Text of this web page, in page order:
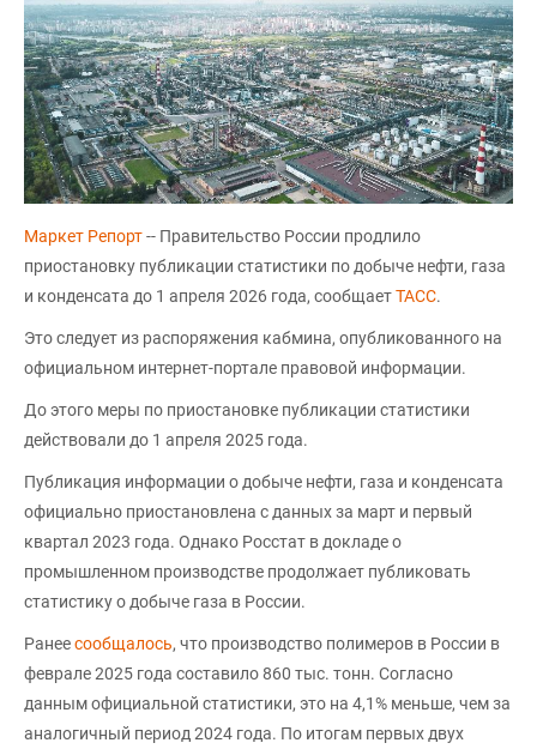
Маркет Репорт-- Правительство России продлило
приостановку публикации статистики по добыче нефти, газа
и конденсата до 1 апреля 2026 года, сообщаетТАСС.
Это следует из распоряжения кабмина, опубликованного на
официальном интернет-портале правовой информации.
До этого меры по приостановке публикации статистики
действовали до 1 апреля 2025 года.
Публикация информации о добыче нефти, газа и конденсата
официально приостановлена с данных за март и первый
квартал 2023 года. Однако Росстат в докладе о
промышленном производстве продолжает публиковать
статистику о добыче газа в России.
Ранеесообщалось, что производство полимеров в России в
феврале 2025 года составило 860 тыс. тонн. Согласно
данным официальной статистики, это на 4,1% меньше, чем за
аналогичный период 2024 года. По итогам первых двух